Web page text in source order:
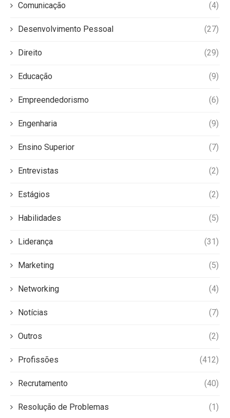
Comunicação (4)
Desenvolvimento Pessoal (27)
Direito (29)
Educação (9)
Empreendedorismo (6)
Engenharia (9)
Ensino Superior (7)
Entrevistas (2)
Estágios (2)
Habilidades (5)
Liderança (31)
Marketing (5)
Networking (4)
Notícias (7)
Outros (2)
Profissões (412)
Recrutamento (40)
Resolução de Problemas (1)